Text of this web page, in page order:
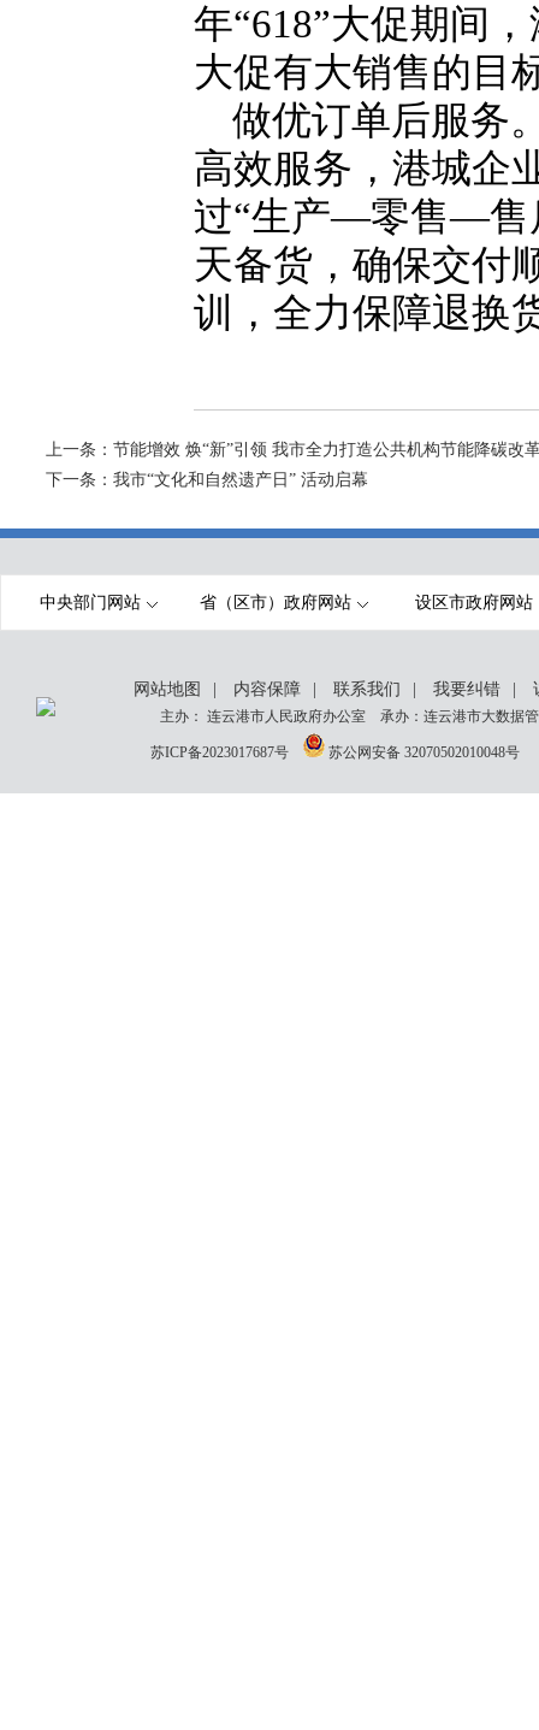
年“618”大促期间
大促有大销售的目
做优订单后服务
高效服务，港城企
过“生产—零售—售
天备货，确保交付
训，全力保障退换
上一条： 节能增效 焕“新”引领 我市全力打造公共机构节能降碳改
下一条： 我市“文化和自然遗产日” 活动启幕
中央部门网站 省（区市）政府网站 设区市政府网站
网站地图 内容保障 联系我们 我要纠错
主办： 连云港市人民政府办公室 承办：连云港市大数据
苏ICP备2023017687号 苏公网安备 32070502010048号